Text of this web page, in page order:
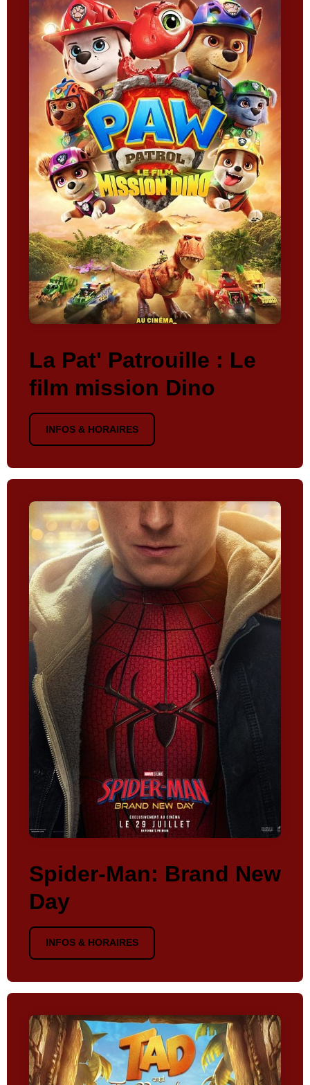
La Pat' Patrouille : Le
film mission Dino
INFOS & HORAIRES
Spider-Man: Brand New
Day
INFOS & HORAIRES